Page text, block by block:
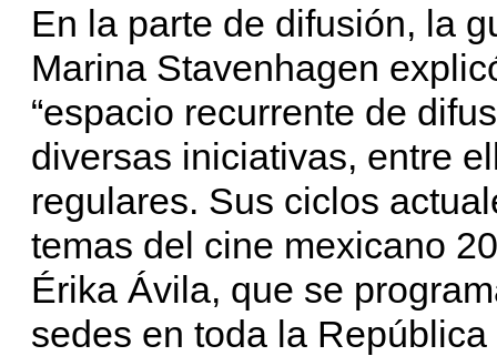
En la parte de difusión, la
Marina Stavenhagen
“espacio recurrente de
diversas iniciativas, entre
regulares. Sus ciclos
temas del cine mexicano
Érika Ávila, que se
sedes en toda la